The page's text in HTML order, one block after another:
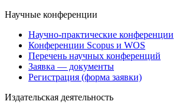
Научные конференции
Научно-практические конференции
Конференции Scopus и WOS
Перечень научных конференций
Заявка — документы
Регистрация (форма заявки)
Издательская деятельность